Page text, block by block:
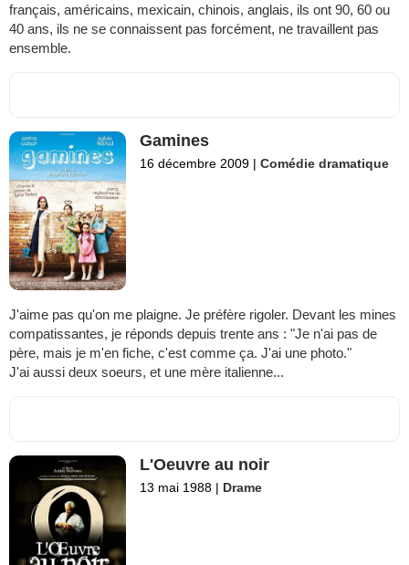
français, américains, mexicain, chinois, anglais, ils ont 90, 60 ou
40 ans, ils ne se connaissent pas forcément, ne travaillent pas
ensemble.
Gamines
16 décembre 2009 | Comédie dramatique
J'aime pas qu'on me plaigne. Je préfère rigoler. Devant les mines
compatissantes, je réponds depuis trente ans : "Je n'ai pas de
père, mais je m'en fiche, c'est comme ça. J'ai une photo."
J'ai aussi deux soeurs, et une mère italienne...
L'Oeuvre au noir
13 mai 1988 | Drame